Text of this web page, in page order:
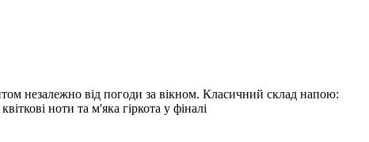
незалежно від погоди за вікном. Класичний склад напою:
ноти та м'яка гіркота у фіналі